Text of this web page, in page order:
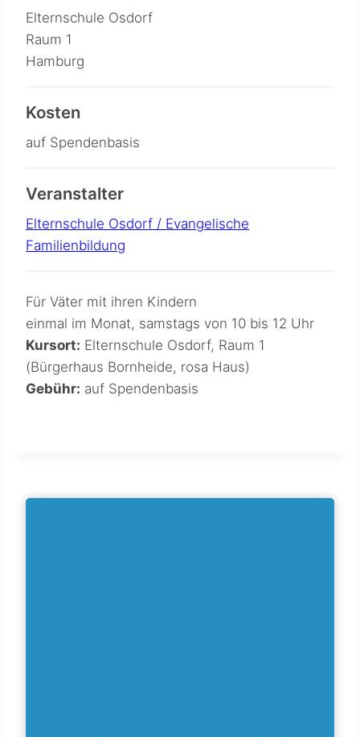
Elternschule Osdorf
Raum 1
Hamburg
Kosten
auf Spendenbasis
Veranstalter
Elternschule Osdorf / Evangelische
Familienbildung
Für Väter mit ihren Kindern
einmal im Monat, samstags von 10 bis 12 Uhr
Kursort: Elternschule Osdorf, Raum 1
(Bürgerhaus Bornheide, rosa Haus)
Gebühr: auf Spendenbasis